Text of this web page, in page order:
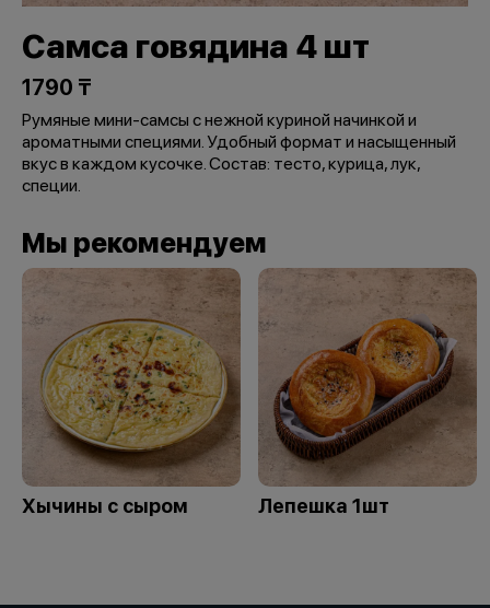
Самса говядина 4 шт
1790 ₸
Румяные мини-самсы с нежной куриной начинкой и
ароматными специями. Удобный формат и насыщенный
вкус в каждом кусочке. Состав: тесто, курица, лук,
специи.
Мы рекомендуем
Хычины с сыром Лепешка 1шт